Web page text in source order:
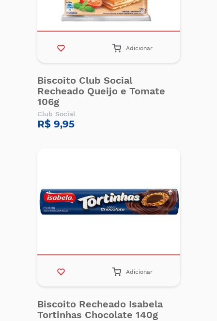
Adicionar
Biscoito Club Social
Recheado Queijo e Tomate
106g
Club Social
R$ 9,95
Adicionar
Biscoito Recheado Isabela
Tortinhas Chocolate 140g